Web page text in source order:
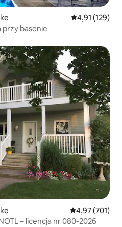
Średnia
4,91 (129)
przy basenie
Wybór gości
Średnia
4,97 (701)
– licencja nr 080-2026